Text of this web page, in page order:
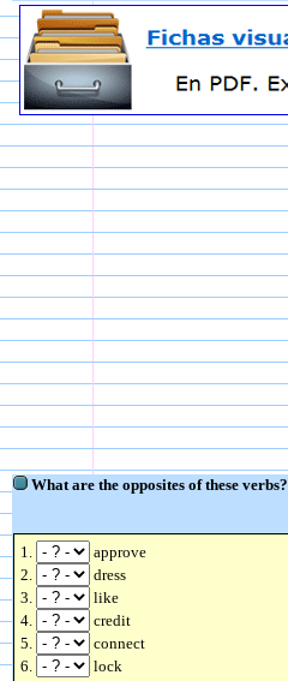
What are the opposites of these verbs?
1.
approve
2.
dress
3.
like
4.
credit
5.
connect
6.
lock